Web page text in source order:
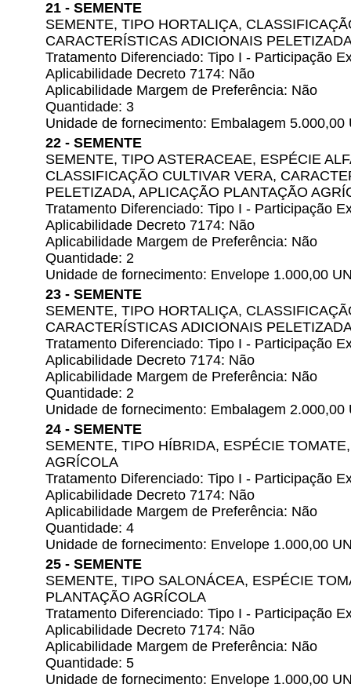
21 - SEMENTE
SEMENTE, TIPO HORTALIÇA,
CARACTERÍSTICAS ADICIONAIS
Tratamento Diferenciado: Tipo I - Participação
Aplicabilidade Decreto 7174: Não
Aplicabilidade Margem de Preferência: Não
Quantidade: 3
Unidade de fornecimento: Embalagem 5.000,00
22 - SEMENTE
SEMENTE, TIPO ASTERACEAE, ESPÉCIE
CLASSIFICAÇÃO CULTIVAR VERA,
PELETIZADA, APLICAÇÃO PLANTAÇÃO
Tratamento Diferenciado: Tipo I - Participação
Aplicabilidade Decreto 7174: Não
Aplicabilidade Margem de Preferência: Não
Quantidade: 2
Unidade de fornecimento: Envelope 1.000,00
23 - SEMENTE
SEMENTE, TIPO HORTALIÇA,
CARACTERÍSTICAS ADICIONAIS
Tratamento Diferenciado: Tipo I - Participação
Aplicabilidade Decreto 7174: Não
Aplicabilidade Margem de Preferência: Não
Quantidade: 2
Unidade de fornecimento: Embalagem 2.000,00
24 - SEMENTE
SEMENTE, TIPO HÍBRIDA, ESPÉCIE
AGRÍCOLA
Tratamento Diferenciado: Tipo I - Participação
Aplicabilidade Decreto 7174: Não
Aplicabilidade Margem de Preferência: Não
Quantidade: 4
Unidade de fornecimento: Envelope 1.000,00
25 - SEMENTE
SEMENTE, TIPO SALONÁCEA, ESPÉCIE
PLANTAÇÃO AGRÍCOLA
Tratamento Diferenciado: Tipo I - Participação
Aplicabilidade Decreto 7174: Não
Aplicabilidade Margem de Preferência: Não
Quantidade: 5
Unidade de fornecimento: Envelope 1.000,00